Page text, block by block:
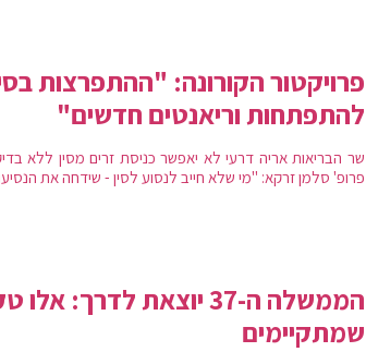
פרויקטור הקורונה: "ההתפרצות
להתפתחות וריאנטים חדשים"
שר הבריאות אריה דרעי לא יאפשר כניסת זרים מסין ללא
פרופ' סלמן זרקא: "מי שלא חייב לנסוע לסין - שידחה את
הממשלה ה-37 יוצאת
שמתקיימים